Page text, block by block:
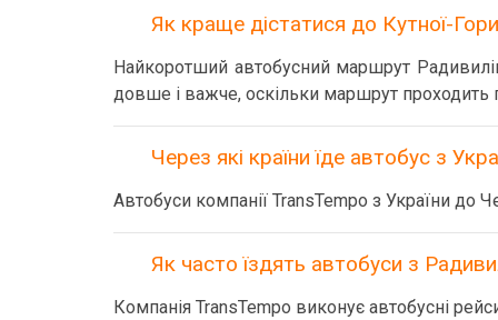
Як краще дістатися до Кутної-
Найкоротший автобусний маршрут
довше і важче, оскільки маршрут проходить
Через які країни їде автобус з
Автобуси компанії TransTempo з України до
Як часто їздять автобуси з
Компанія TransTempo виконує автобусні